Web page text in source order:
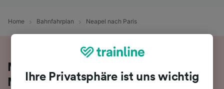
Home Bahnfahrplan Neapel nach Paris
Mit dem Zug in 12 Stunden 43
Minuten von Neapel nach Paris
Ihre Privatsphäre ist uns wichtig